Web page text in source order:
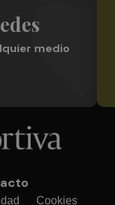
medio
Cookies